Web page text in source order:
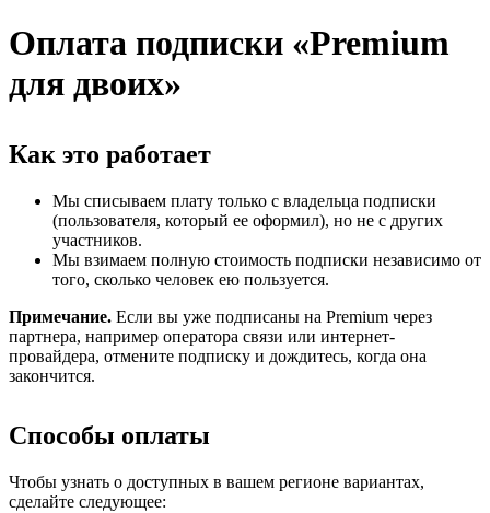
Оплата подписки «Premium
для двоих»
Как это работает
Мы списываем плату только с владельца подписки
(пользователя, который ее оформил), но не с других
участников.
Мы взимаем полную стоимость подписки независимо от
того, сколько человек ею пользуется.
Примечание. Если вы уже подписаны на Premium через
партнера, например оператора связи или интернет-
провайдера, отмените подписку и дождитесь, когда она
закончится.
Способы оплаты
Чтобы узнать о доступных в вашем регионе вариантах,
сделайте следующее: